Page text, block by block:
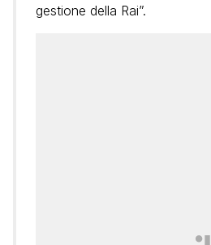
gestione della Rai”.